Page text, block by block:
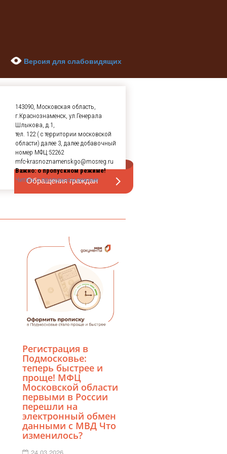
Версия для слабовидящих
143090, Московская область,
г.Краснознаменск, ул.Генерала
Шлыкова, д.1,
тел. 122 ( с территории московской
области) далее 3, далее добавочный
номер МФЦ:52262
mfc-krasnoznamenskgo@mosreg.ru
Важно: о пропускном режиме!
Читать о пропускном режиме
Обращения граждан
Регистрация в
Подмосковье:
теперь быстрее и
проще! МФЦ
Московской области
первыми в России
перешли на
электронный обмен
данными с МВД Что
изменилось?